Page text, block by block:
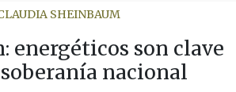
SHEINBAUM
energéticos son clave
nacional